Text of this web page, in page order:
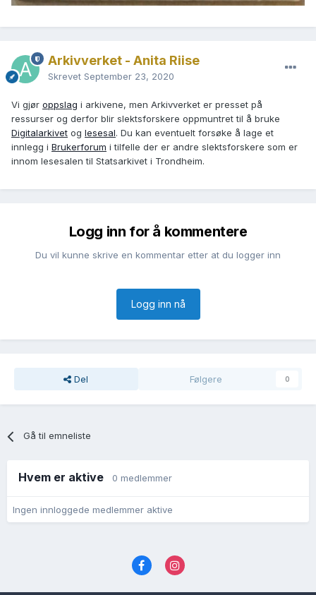
Arkivverket - Anita Riise
Skrevet September 23, 2020
Vi gjør oppslag i arkivene, men Arkivverket er presset på
ressurser og derfor blir slektsforskere oppmuntret til å bruke
Digitalarkivet og lesesal. Du kan eventuelt forsøke å lage et
innlegg i Brukerforum i tilfelle der er andre slektsforskere som er
innom lesesalen til Statsarkivet i Trondheim.
Logg inn for å kommentere
Du vil kunne skrive en kommentar etter at du logger inn
Logg inn nå
Del Følgere 0
Gå til emneliste
Hvem er aktive 0 medlemmer
Ingen innloggede medlemmer aktive